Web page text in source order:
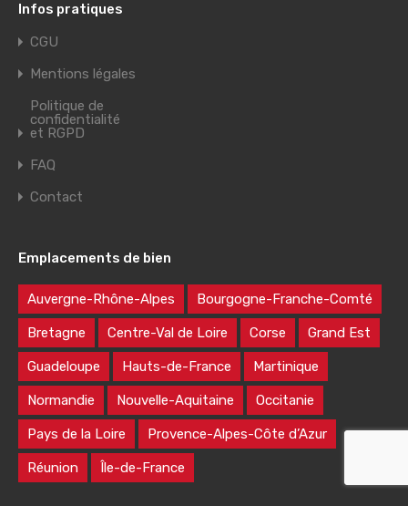
Infos pratiques
CGU
Mentions légales
Politique de
confidentialité
et RGPD
FAQ
Contact
Emplacements de bien
Auvergne-Rhône-Alpes Bourgogne-Franche-Comté
Bretagne Centre-Val de Loire Corse Grand Est
Guadeloupe Hauts-de-France Martinique
Normandie Nouvelle-Aquitaine Occitanie
Pays de la Loire Provence-Alpes-Côte d’Azur
Réunion Île-de-France